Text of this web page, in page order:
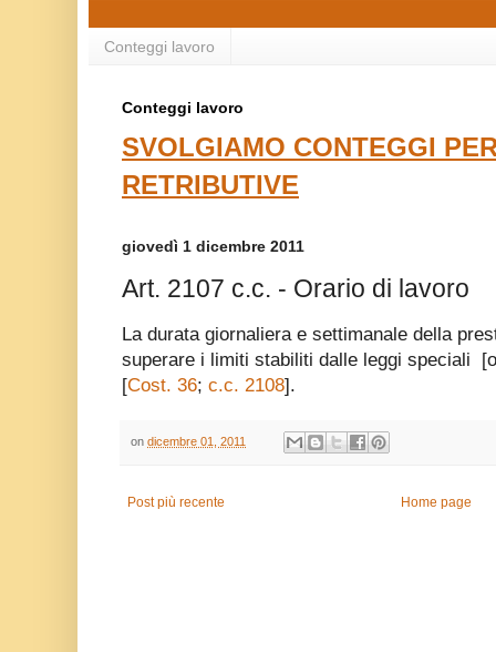
Conteggi lavoro
Conteggi lavoro
SVOLGIAMO CONTEGGI
RETRIBUTIVE
giovedì 1 dicembre 2011
Art. 2107 c.c. - Orario di lavoro
La durata giornaliera e settimanale della
superare i limiti stabiliti dalle leggi speciali
[Cost. 36; c.c. 2108].
on dicembre 01, 2011
Post più recente Home page